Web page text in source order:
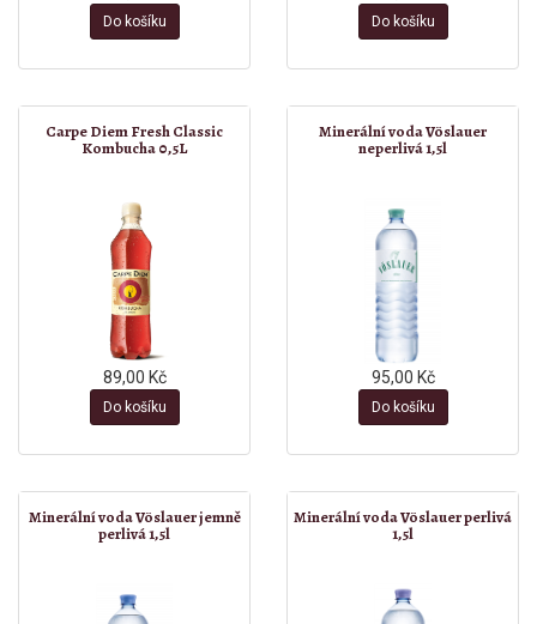
Do košíku Do košíku
Carpe Diem Fresh Classic
Kombucha 0,5L
89,00 Kč
Do košíku
Minerální voda Vöslauer
neperlivá 1,5l
95,00 Kč
Do košíku
Minerální voda Vöslauer jemně
perlivá 1,5l
Minerální voda Vöslauer perlivá
1,5l